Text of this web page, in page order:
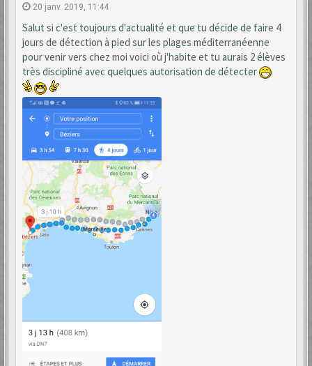
20 janv. 2019, 11:44
Salut si c'est toujours d'actualité et que tu décide de faire 4
jours de détection à pied sur les plages méditerranéenne
pour venir vers chez moi voici où j'habite et tu aurais 2 élèves
très discipliné avec quelques autorisation de détecter